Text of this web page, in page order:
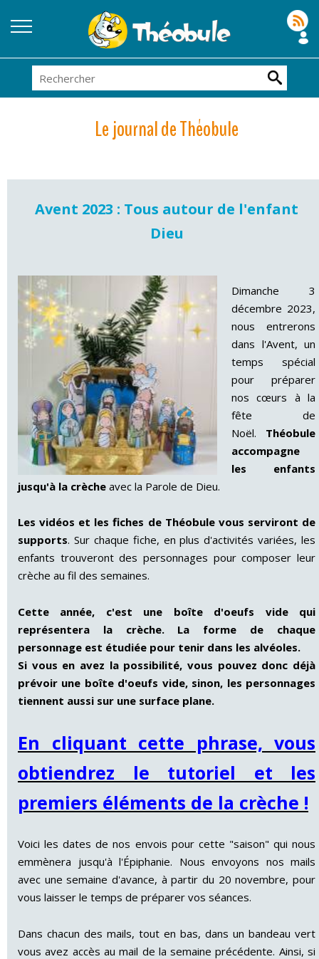
Le journal de Théobule
Avent 2023 : Tous autour de l'enfant
Dieu
Dimanche 3
décembre 2023,
nous entrerons
dans l'Avent, un
temps spécial
pour préparer
nos cœurs à la
fête de
Noël. Théobule
accompagne
les enfants
jusqu'à la crèche avec la Parole de Dieu.
Les vidéos et les fiches de Théobule vous serviront de
supports. Sur chaque fiche, en plus d'activités variées, les
enfants trouveront des personnages pour composer leur
crèche au fil des semaines.
Cette année, c'est une boîte d'oeufs vide qui
représentera la crèche. La forme de chaque
personnage est étudiée pour tenir dans les alvéoles.
Si vous en avez la possibilité, vous pouvez donc déjà
prévoir une boîte d'oeufs vide, sinon, les personnages
tiennent aussi sur une surface plane.
En cliquant cette phrase, vous
obtiendrez le tutoriel et les
premiers éléments de la crèche !
Voici les dates de nos envois pour cette "saison" qui nous
emmènera jusqu'à l'Épiphanie. Nous envoyons nos mails
avec une semaine d'avance, à partir du 20 novembre, pour
vous laisser le temps de préparer vos séances.
Dans chacun des mails, tout en bas, dans un bandeau vert
vous avez accès au mail de la semaine précédente. Ainsi, si